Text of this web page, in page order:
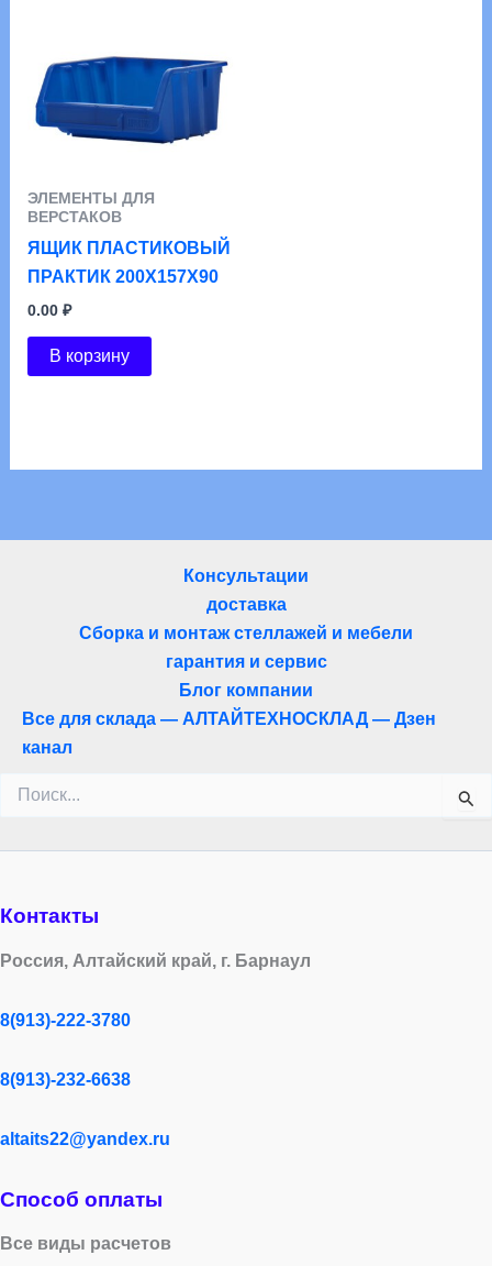
ЭЛЕМЕНТЫ ДЛЯ
ВЕРСТАКОВ
ЯЩИК ПЛАСТИКОВЫЙ
ПРАКТИК 200X157X90
0.00 ₽
В корзину
Консультации
доставка
Сборка и монтаж стеллажей и мебели
гарантия и сервис
Блог компании
Все для склада — АЛТАЙТЕХНОСКЛАД — Дзен
канал
Поиск:
Контакты
Россия, Алтайский край, г. Барнаул
8(913)-222-3780
8(913)-232-6638
altaits22@yandex.ru
Способ оплаты
Все виды расчетов